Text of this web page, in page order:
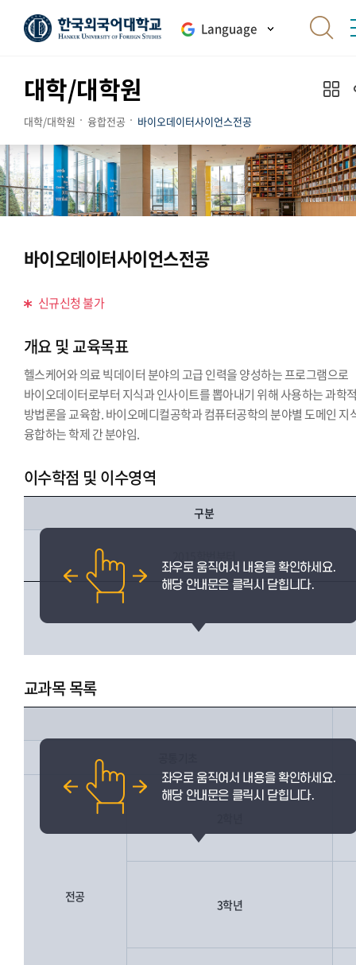
Language
대학/대학원
대학/대학원 융합전공 바이오데이터사이언스전공
바이오데이터사이언스전공
신규신청 불가
개요 및 교육목표
헬스케어와 의료 빅데이터 분야의 고급 인력을 양성하는 프로그램으로
바이오데이터로부터 지식과 인사이트를 뽑아내기 위해 사용하는 과학
방법론을 교육함. 바이오메디컬공학과 컴퓨터공학의 분야별 도메인 지
융합하는 학제 간 분야임.
이수학점 및 이수영역
구분
교과목 목록
전공
3학년